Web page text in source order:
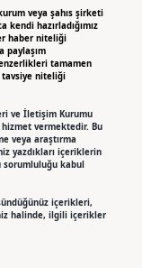
veya şahıs şirketi
kendi hazırladığımız
haber niteliği
paylaşım
tamamen
niteliği
ve İletişim Kurumu
hizmet vermektedir. Bu
veya araştırma
yazdıkları içeriklerin
kabul
içerikleri,
halinde, ilgili içerikler